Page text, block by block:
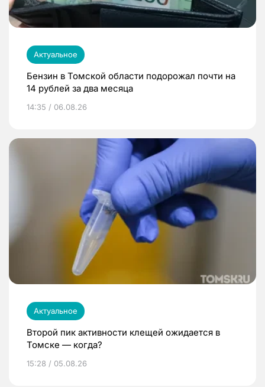
Актуальное
Бензин в Томской области подорожал почти на
14 рублей за два месяца
14:35 / 06.08.26
Актуальное
Второй пик активности клещей ожидается в
Томске — когда?
15:28 / 05.08.26